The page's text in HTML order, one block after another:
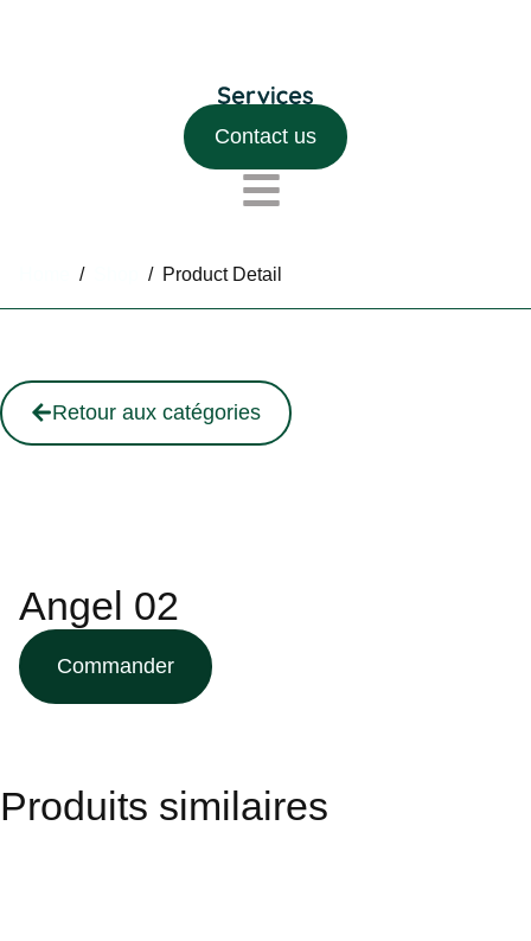
Contact us
/ / Product Detail
Retour aux catégories
Angel 02
Commander
Produits similaires